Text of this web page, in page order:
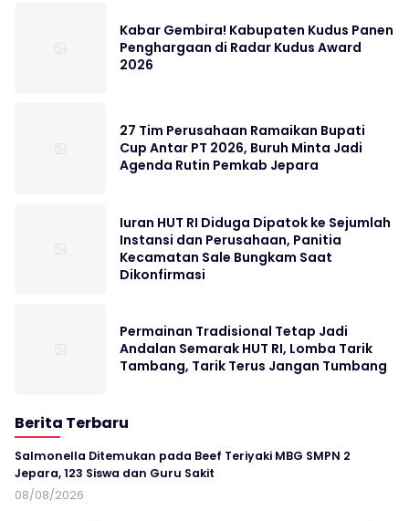
Kabar Gembira! Kabupaten Kudus Panen
Penghargaan di Radar Kudus Award
2026
27 Tim Perusahaan Ramaikan Bupati
Cup Antar PT 2026, Buruh Minta Jadi
Agenda Rutin Pemkab Jepara
Iuran HUT RI Diduga Dipatok ke Sejumlah
Instansi dan Perusahaan, Panitia
Kecamatan Sale Bungkam Saat
Dikonfirmasi
Permainan Tradisional Tetap Jadi
Andalan Semarak HUT RI, Lomba Tarik
Tambang, Tarik Terus Jangan Tumbang
Berita Terbaru
Salmonella Ditemukan pada Beef Teriyaki MBG SMPN 2
Jepara, 123 Siswa dan Guru Sakit
08/08/2026